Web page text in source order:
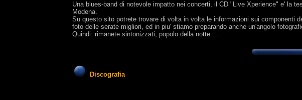
Una blues-band di notevole impatto nei concerti, il CD "Live Xperience" e' la
Modena.
Su questo sito potrete trovare di volta in volta le informazioni sui componenti
foto delle serate migliori, ed in piu' stiamo preparando anche un'angolo
Quindi: rimanete sintonizzati, popolo della notte....
Discografia